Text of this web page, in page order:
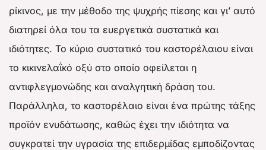
ρίκινος, με την μέθοδο της ψυχρής πίεσης και γι’ αυτό
διατηρεί όλα του τα ευεργετικά συστατικά και
ιδιότητες. Το κύριο συστατικό του καστορέλαιου είναι
το κικινελαΐκό οξύ στο οποίο οφείλεται η
αντιφλεγμονώδης και αναλγητική δράση του.
Παράλληλα, το καστορέλαιο είναι ένα πρώτης τάξης
προϊόν ενυδάτωσης, καθώς έχει την ιδιότητα να
συγκρατεί την υγρασία της επιδερμίδας εμποδίζοντας